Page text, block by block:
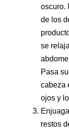
oscuro.
de los
se
Pasa
cabeza
ojos y
restos